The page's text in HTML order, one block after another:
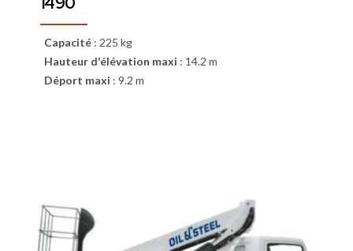
Capacité : 225 kg
Hauteur d'élévation maxi : 14.2 m
Déport maxi : 9.2 m